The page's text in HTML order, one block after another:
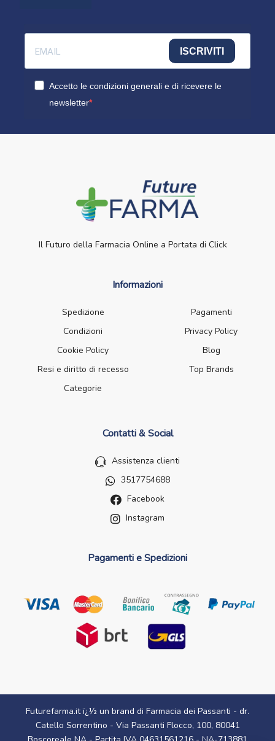
ISCRIVITI
Accetto le condizioni generali e di ricevere le
newsletter
Il Futuro della Farmacia Online a Portata di Click
Informazioni
Spedizione
Pagamenti
Condizioni
Privacy Policy
Cookie Policy
Blog
Resi e diritto di recesso
Top Brands
Categorie
Contatti & Social
Assistenza clienti
3517754688
Facebook
Instagram
Pagamenti e Spedizioni
Futurefarma.it ï¿½ un brand di Farmacia dei Passanti - dr.
Catello Sorrentino - Via Passanti Flocco, 100, 80041